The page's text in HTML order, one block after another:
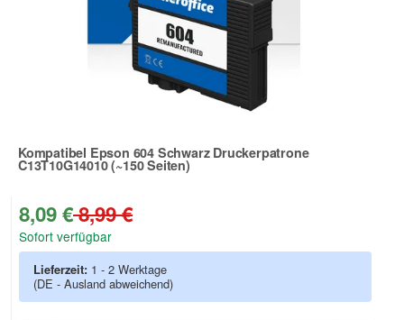
Kompatibel Epson 604 Schwarz Druckerpatrone
C13T10G14010 (~150 Seiten)
Zur Artikelbewertung
8,09 €8,99 €
Sofort verfügbar
Lieferzeit: 1 - 2 Werktage
(DE - Ausland abweichend)